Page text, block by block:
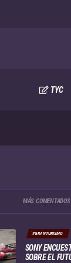
TYC
MÁS COMENTADOS
#GRANTURISMO
SONY
SOBRE EL